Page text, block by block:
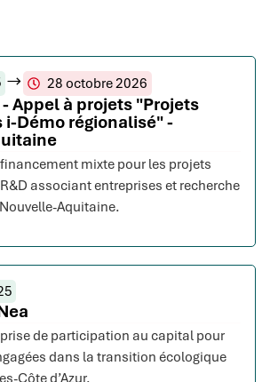
28 octobre 2026
Appel à projets "Projets
Démo régionalisé" -
mixte pour les projets
associant entreprises et recherche
Aquitaine.
de participation au capital pour
dans la transition écologique